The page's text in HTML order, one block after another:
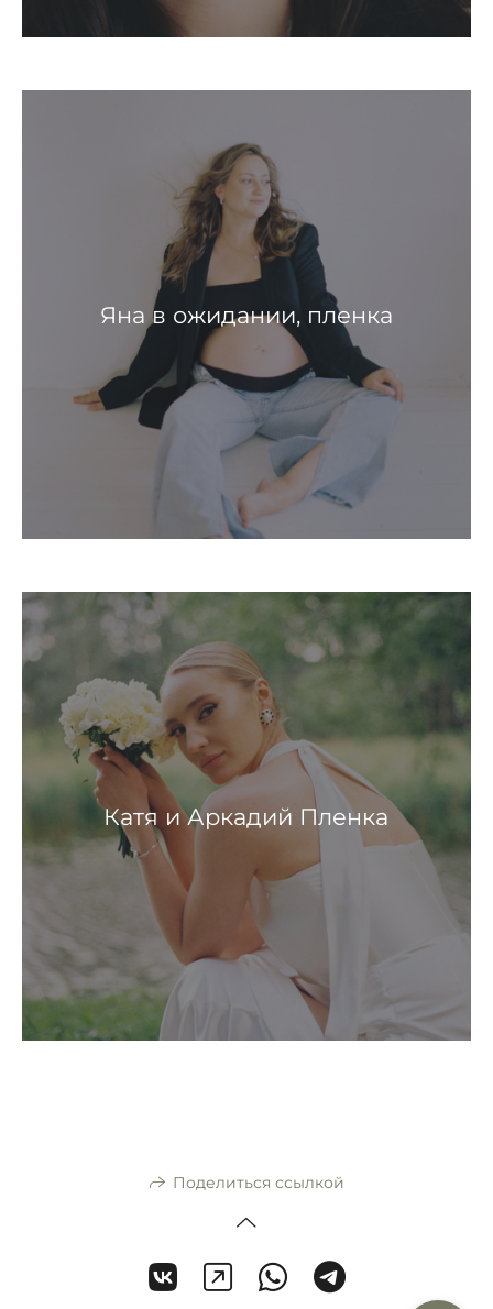
Яна в ожидании, пленка
Катя и Аркадий Пленка
Поделиться ссылкой